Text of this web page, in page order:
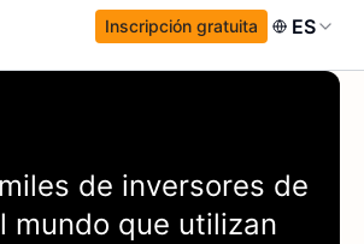
Inscripción gratuita ES
de inversores de
mundo que utilizan